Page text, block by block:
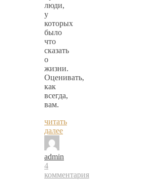
люди,
у
которых
было
что
сказать
о
жизни.
Оценивать,
как
всегда,
вам.
читать
далее
admin
4
комментария